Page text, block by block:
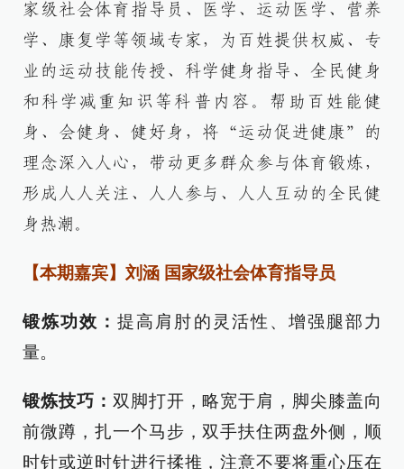
家级社会体育指导员、医学、运动医学、营养
学、康复学等领域专家，为百姓提供权威、专
业的运动技能传授、科学健身指导、全民健身
和科学减重知识等科普内容。帮助百姓能健
身、会健身、健好身，将“运动促进健康”的
理念深入人心，带动更多群众参与体育锻炼，
形成人人关注、人人参与、人人互动的全民健
身热潮。
【本期嘉宾】刘涵 国家级社会体育指导员
锻炼功效：提高肩肘的灵活性、增强腿部力
量。
锻炼技巧： 双脚打开，略宽于肩，脚尖膝盖向
前微蹲，扎一个马步，双手扶住两盘外侧，顺
时针或逆时针进行揉推，注意不要将重心压在